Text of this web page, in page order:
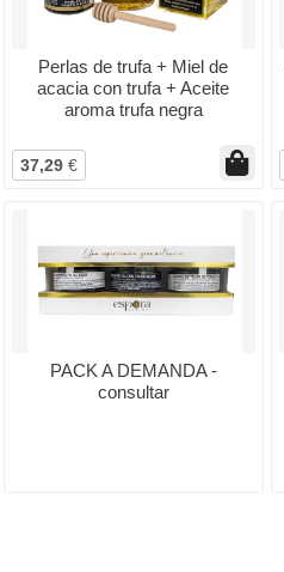
Perlas de trufa + Miel de
acacia con trufa + Aceite
aroma trufa negra
37,29 €
PACK A DEMANDA -
consultar